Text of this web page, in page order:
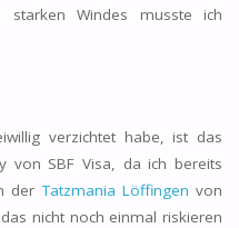
Windes musste ich
verzichtet habe, ist das
von SBF Visa, da ich bereits
derTatzmania Löffingen von
nicht noch einmal riskieren